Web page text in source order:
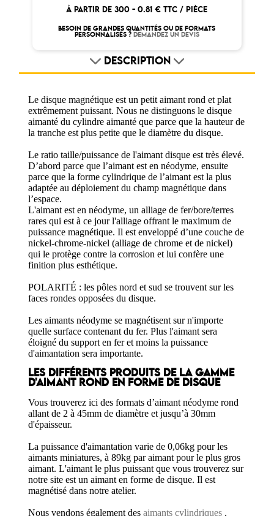
À PARTIR DE 300 -0.81 € TTC / PIÈCE
BESOIN DE GRANDES QUANTITÉS OU DE FORMATS
PERSONNALISÉS ? DEMANDEZ UN DEVIS
DESCRIPTION
Le disque magnétique est un petit aimant rond et plat
extrêmement puissant. Nous ne distinguons le disque
aimanté du cylindre aimanté que parce que la hauteur de
la tranche est plus petite que le diamètre du disque.
Le ratio taille/puissance de l'aimant disque est très élevé.
D’abord parce que l’aimant est en néodyme, ensuite
parce que la forme cylindrique de l’aimant est la plus
adaptée au déploiement du champ magnétique dans
l’espace.
L'aimant est en néodyme, un alliage de fer/bore/terres
rares qui est à ce jour l'alliage offrant le maximum de
puissance magnétique. Il est enveloppé d’une couche de
nickel-chrome-nickel (alliage de chrome et de nickel)
qui le protège contre la corrosion et lui confère une
finition plus esthétique.
POLARITÉ : les pôles nord et sud se trouvent sur les
faces rondes opposées du disque.
Les aimants néodyme se magnétisent sur n'importe
quelle surface contenant du fer. Plus l'aimant sera
éloigné du support en fer et moins la puissance
d'aimantation sera importante.
LES DIFFÉRENTS PRODUITS DE LA GAMME
D'AIMANT ROND EN FORME DE DISQUE
Vous trouverez ici des formats d’aimant néodyme rond
allant de 2 à 45mm de diamètre et jusqu’à 30mm
d'épaisseur.
La puissance d'aimantation varie de 0,06kg pour les
aimants miniatures, à 89kg par aimant pour le plus gros
aimant. L'aimant le plus puissant que vous trouverez sur
notre site est un aimant en forme de disque. Il est
magnétisé dans notre atelier.
Nous vendons également desaimants cylindriques ,